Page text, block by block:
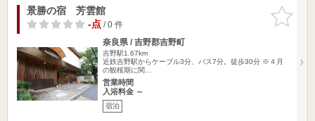
お気に入
りに追加
景勝の宿 芳雲館
-点/ 0 件
奈良県 / 吉野郡吉野町
吉野駅1.67km
近鉄吉野駅からケーブル3分、バス7分。徒歩30分 ※４月
の観桜期に関…
営業時間
入浴料金 ～
宿泊